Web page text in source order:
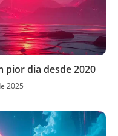
pior dia desde 2020
2025